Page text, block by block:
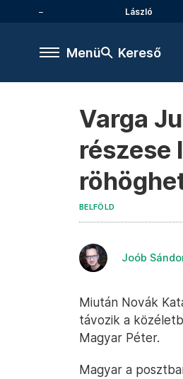
László
Menü Kereső
Varga
részese
BELFÖLD
Joób
Miután Novák
távozik a
Magyar Péter.
Magyar a